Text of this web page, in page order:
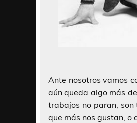
Ante nosotros vamos
aún queda algo más
trabajos no paran,
que más nos gustan, o